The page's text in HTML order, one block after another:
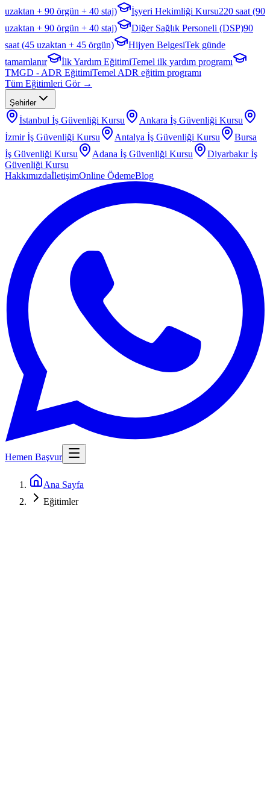
uzaktan + 90 örgün + 40 staj)
İşyeri Hekimliği Kursu220 saat (90
uzaktan + 90 örgün + 40 staj)
Diğer Sağlık Personeli (DSP)90
saat (45 uzaktan + 45 örgün)
Hijyen BelgesiTek günde
tamamlanır
İlk Yardım EğitimiTemel ilk yardım programı
TMGD - ADR EğitimiTemel ADR eğitim programı
Tüm Eğitimleri Gör →
Şehirler
İstanbul İş Güvenliği Kursu Ankara İş Güvenliği Kursu
İzmirİş Güvenliği Kursu Antalya İş Güvenliği Kursu
Bursa
İş Güvenliği Kursu
Adana İş Güvenliği Kursu Diyarbakırİş
Güvenliği Kursu
HakkımızdaİletişimOnline ÖdemeBlog
Hemen Başvur
Ana Sayfa
Eğitimler